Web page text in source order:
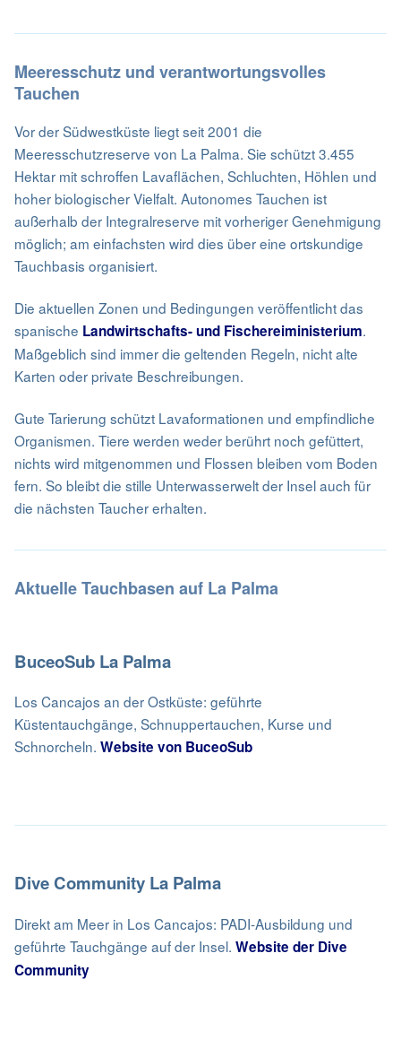
Meeresschutz und verantwortungsvolles
Tauchen
Vor der Südwestküste liegt seit 2001 die
Meeresschutzreserve von La Palma. Sie schützt 3.455
Hektar mit schroffen Lavaflächen, Schluchten, Höhlen und
hoher biologischer Vielfalt. Autonomes Tauchen ist
außerhalb der Integralreserve mit vorheriger Genehmigung
möglich; am einfachsten wird dies über eine ortskundige
Tauchbasis organisiert.
Die aktuellen Zonen und Bedingungen veröffentlicht das
spanische Landwirtschafts- und Fischereiministerium.
Maßgeblich sind immer die geltenden Regeln, nicht alte
Karten oder private Beschreibungen.
Gute Tarierung schützt Lavaformationen und empfindliche
Organismen. Tiere werden weder berührt noch gefüttert,
nichts wird mitgenommen und Flossen bleiben vom Boden
fern. So bleibt die stille Unterwasserwelt der Insel auch für
die nächsten Taucher erhalten.
Aktuelle Tauchbasen auf La Palma
BuceoSub La Palma
Los Cancajos an der Ostküste: geführte
Küstentauchgänge, Schnuppertauchen, Kurse und
Schnorcheln. Website von BuceoSub
Dive Community La Palma
Direkt am Meer in Los Cancajos: PADI-Ausbildung und
geführte Tauchgänge auf der Insel. Website der Dive
Community